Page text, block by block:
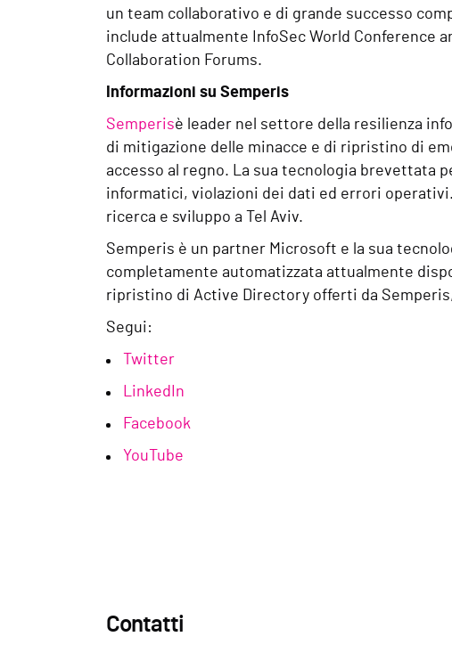
un team collaborativo e di grande successo
include attualmente InfoSec World Conference
Collaboration Forums.
Informazioni su Semperis
Semperisè leader nel settore della resilienza
di mitigazione delle minacce e di ripristino di
accesso al regno. La sua tecnologia brevettata
informatici, violazioni dei dati ed errori
ricerca e sviluppo a Tel Aviv.
Semperis è un partner Microsoft e la sua
completamente automatizzata attualmente
ripristino di Active Directory offerti da
Segui:
Twitter
LinkedIn
Facebook
YouTube
Contatti